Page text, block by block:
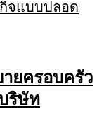
ยครอบครัว
ริษัท